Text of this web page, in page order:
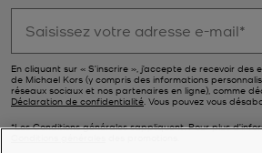
En cliquant sur « S’inscrire », j’accepte de recevoir
de Michael Kors (y compris des informations
réseaux sociaux et nos partenaires en ligne), comme
Déclaration de confidentialité . Vous pouvez vous
*Les Conditions générales sappliquent. Pour plus